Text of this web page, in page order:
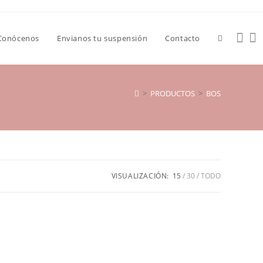
Envianos tu suspensión Contacto Alternar
búsqueda
> PRODUCTOS > BOS
VISUALIZACIÓN: 15 30 TODO